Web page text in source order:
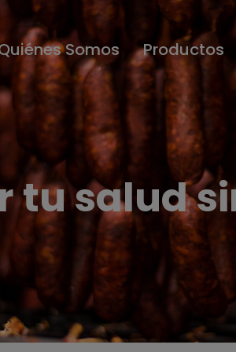
Somos Productos
tu salud